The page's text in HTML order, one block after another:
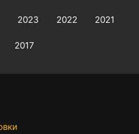
2023 2022 2021
2017